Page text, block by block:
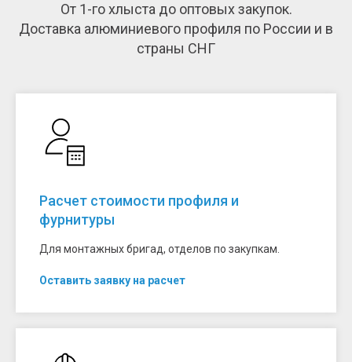
От 1-го хлыста до оптовых закупок.
Доставка алюминиевого профиля по России и в
страны СНГ
Расчет стоимости профиля и
фурнитуры
Для монтажных бригад, отделов по закупкам.
Оставить заявку на расчет